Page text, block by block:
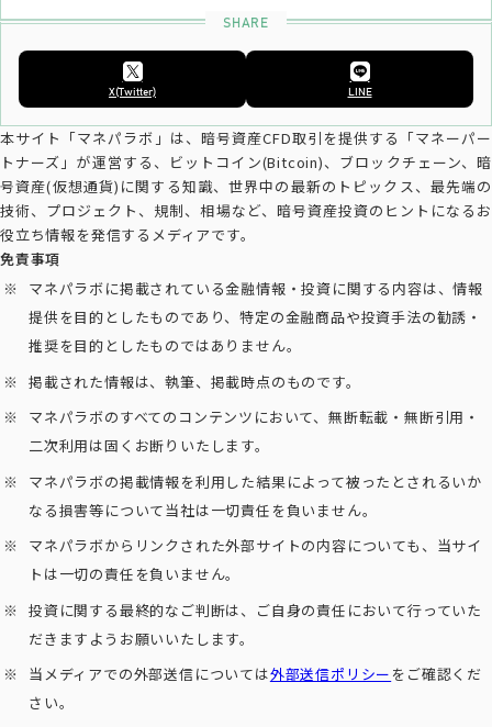
X(Twitter) LINE
本サイト「マネパラボ」は、暗号資産CFD取引を提供する「マネーパー
トナーズ」が運営する、ビットコイン(Bitcoin)、ブロックチェーン、暗
号資産(仮想通貨)に関する知識、世界中の最新のトピックス、最先端の
技術、プロジェクト、規制、相場など、暗号資産投資のヒントになるお
役立ち情報を発信するメディアです。
免責事項
マネパラボに掲載されている金融情報・投資に関する内容は、情報
提供を目的としたものであり、特定の金融商品や投資手法の勧誘・
推奨を目的としたものではありません。
掲載された情報は、執筆、掲載時点のものです。
マネパラボのすべてのコンテンツにおいて、無断転載・無断引用・
二次利用は固くお断りいたします。
マネパラボの掲載情報を利用した結果によって被ったとされるいか
なる損害等について当社は一切責任を負いません。
マネパラボからリンクされた外部サイトの内容についても、当サイ
トは一切の責任を負いません。
投資に関する最終的なご判断は、ご自身の責任において行っていた
だきますようお願いいたします。
当メディアでの外部送信については外部送信ポリシー をご確認くだ
さい。